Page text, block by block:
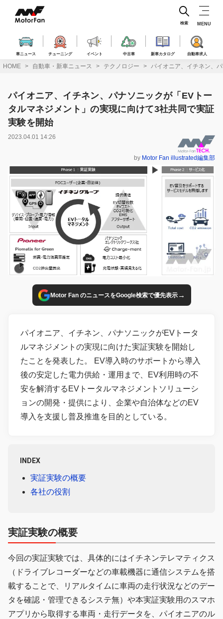
ス
車ニュース チューニング イベント 中古車 新車カタログ 自動車求人
検索 MENU
HOME 自動車・新車ニュース テクノロジー パイオニア、イチネン、
パイオニア、イチネン、パナソニックが「EVトー
タルマネジメント」の実現に向けて3社共同で実証
実験を開始
2023.04.01 14:26
by Motor Fan illustrated編集部
Motor Fan のニュースをGoogle検索で優先表示→
パイオニア、イチネン、パナソニックがEVトータ
ルマネジメントの実現に向けた実証実験を開始し
たことを発表した。 EV導入時のサポートから導入
後の安定した電力供給・運用まで、EV利用時の不
安を解消するEVトータルマネジメントソリューシ
ョンの開発・提供により、企業や自治体などのEV
導入を支援し普及推進を目的としている。
INDEX
実証実験の概要
各社の役割
実証実験の概要
今回の実証実験では、具体的にはイチネンテレマティクス
（ドライブレコーダーなどの車載機器に通信システムを搭
載することで、リアルタイムに車両の走行状況などのデー
タを確認・管理できるシステ無）や本実証実験用のスマホ
アプリから取得する車両・走行データを、パイオニアのル